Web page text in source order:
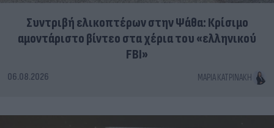
Συντριβή ελικοπτέρων στην Ψάθα: Κρίσιμο
αμοντάριστο βίντεο στα χέρια του «ελληνικού
FBI»
06.08.2026 ΜΑΡΊΑ ΚΑΤΡΙΝΆΚΗ